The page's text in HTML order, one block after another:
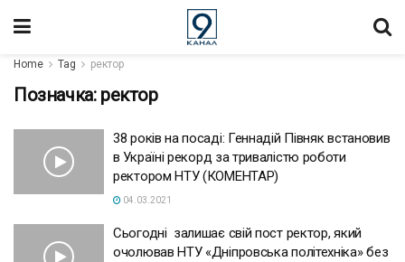
Home Tag ректор
Позначка: ректор
38 років на посаді: Геннадій Півняк встановив
в Україні рекорд за тривалістю роботи
ректором НТУ (КОМЕНТАР)
04.03.2021
Сьогодні залишає свій пост ректор, який
очолював НТУ «Дніпровська політехніка» без